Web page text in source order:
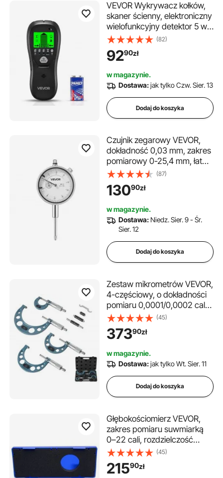
VEVOR Wykrywacz kołków,
skaner ścienny, elektroniczny
wielofunkcyjny detektor 5 w 1
z inteligentnym czujnikiem,
wyświetlaczem LCD o
wysokiej rozdzielczości i
metalu, kabli prądu
przemiennego, kołków, rur,
czarny
(82)
9290zł
w magazynie.
Dostawa:jak tylko Czw. Sier. 13
Dodaj do koszyka
Czujnik zegarowy VEVOR,
dokładność 0,03 mm, zakres
pomiarowy 0-25,4 mm, łatwa
do odczytu duża tarcza,
profesjonalny do pomiaru
średnicy wewnętrznej,
płaskości
(87)
13090zł
w magazynie.
Dostawa: Niedz. Sier. 9 - Śr.
Sier. 12
Dodaj do koszyka
Zestaw mikrometrów VEVOR,
4-częściowy, o dokładności
pomiaru 0,0001/0,0002 cala,
do obróbki metali i inżynierii
mechanicznej, z etui, 0-1/1-
2/2-3/3-4 cale
(45)
37390zł
w magazynie.
Dostawa:jak tylko Wt. Sier. 11
Dodaj do koszyka
Głębokościomierz VEVOR,
zakres pomiaru suwmiarką
0–22 cali, rozdzielczość
0,001 cala, z 4 kowadłami i 6
standardowymi prętami,
łatwe do odczytania
(45)
21590zł